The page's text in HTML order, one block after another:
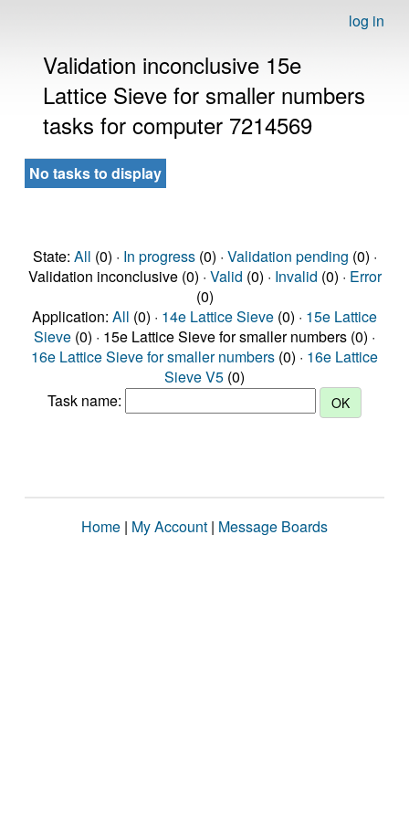
log in
Validation inconclusive 15e
Lattice Sieve for smaller numbers
tasks for computer 7214569
No tasks to display
State: All (0) · In progress(0) · Validation pending (0) ·
Validation inconclusive (0) · Valid (0) · Invalid (0) · Error
(0)
Application: All (0) · 14e Lattice Sieve (0) · 15e Lattice
Sieve (0) · 15e Lattice Sieve for smaller numbers (0) ·
16e Lattice Sieve for smaller numbers (0) · 16e Lattice
Sieve V5 (0)
Task name:
Home | My Account | Message Boards